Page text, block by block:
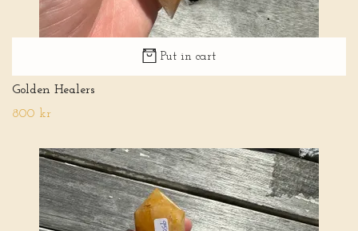
Put in cart
Golden Healers
800 kr